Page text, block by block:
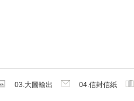
03.大圖輸出
04.信封信紙